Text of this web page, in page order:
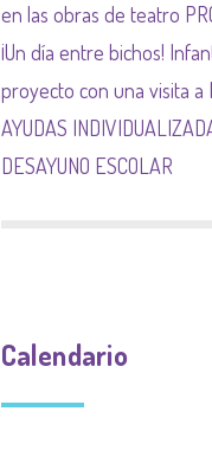
en las obras de teatro
¡Un día entre bichos!
proyecto con una visita a
AYUDAS
DESAYUNO ESCOLAR
Calendario